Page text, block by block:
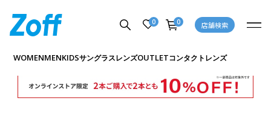
0 0 店舗検索
WOMENMENKIDSサングラスレンズOUTLETコンタクトレンズ
商品詳細ページへ